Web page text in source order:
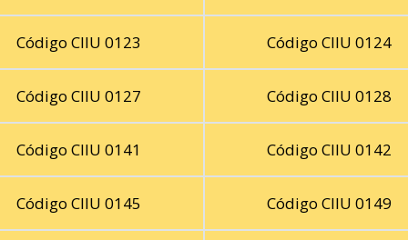
Código CIIU 0123 Código CIIU 0124
Código CIIU 0127 Código CIIU 0128
Código CIIU 0141 Código CIIU 0142
Código CIIU 0145 Código CIIU 0149